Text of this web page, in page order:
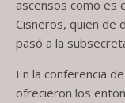
ascensos como es
Cisneros, quien de
pasó a la
En la conferencia
ofrecieron los